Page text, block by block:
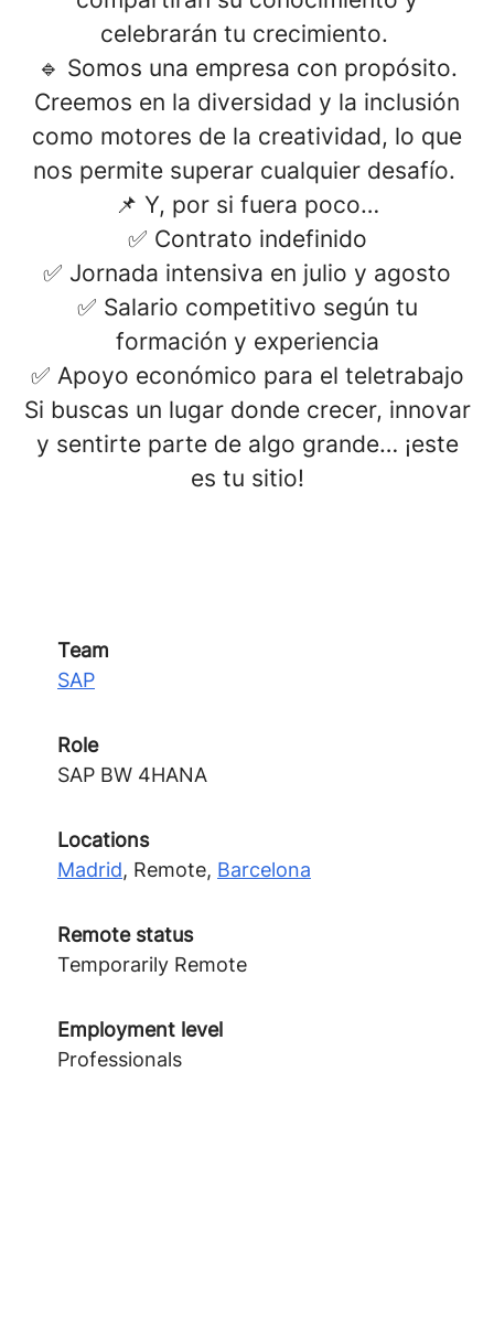
celebrarán tu crecimiento.
🔹 Somos una empresa con propósito.
Creemos en la diversidad y la inclusión
como motores de la creatividad, lo que
nos permite superar cualquier desafío.
📌 Y, por si fuera poco…
✅ Contrato indefinido
✅ Jornada intensiva en julio y agosto
✅ Salario competitivo según tu
formación y experiencia
✅ Apoyo económico para el teletrabajo
Si buscas un lugar donde crecer, innovar
y sentirte parte de algo grande… ¡este
es tu sitio!
Team
SAP
Role
SAP BW 4HANA
Locations
Madrid, Remote, Barcelona
Remote status
Temporarily Remote
Employment level
Professionals